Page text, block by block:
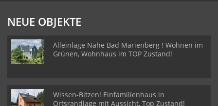
NEUE OBJEKTE
Alleinlage Nähe Bad Marienberg ! Wohnen im
Grünen, Wohnhaus im TOP Zustand!
Wissen-Bitzen! Einfamilienhaus in
Ortsrandlage mit Aussicht, Top Zustand!